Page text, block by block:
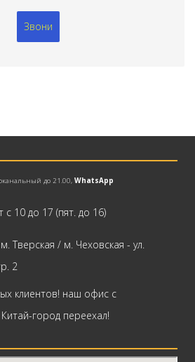
Звони
до 21.00, WhatsApp
10 до 17 (пят. до 16)
Тверская / м. Чеховская - ул.
2
клиентов! наш офис с
город переехал!